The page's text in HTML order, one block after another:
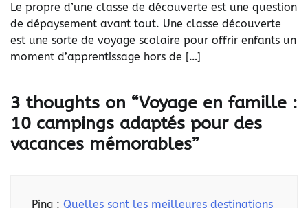
Le propre d’une classe de découverte est une question
de dépaysement avant tout. Une classe découverte
est une sorte de voyage scolaire pour offrir enfants un
moment d’apprentissage hors de […]
3 thoughts on “Voyage en famille :
10 campings adaptés pour des
vacances mémorables”
Ping : Quelles sont les meilleures destinations